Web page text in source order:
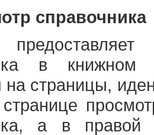
справочника
в
на страницы,
а в правой